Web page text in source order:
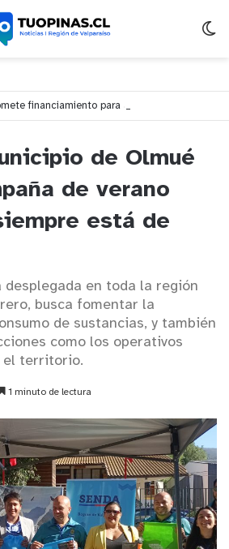
de Olmué
de verano
está de
en toda la región
busca fomentar la
de sustancias, y también
como los operativos
el territorio.
1 minuto de lectura